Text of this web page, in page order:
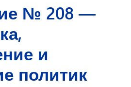
№ 208 —
и
политик